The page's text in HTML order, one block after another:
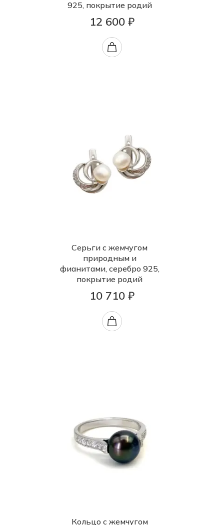
925, покрытие родий
12 600 ₽
Серьги с жемчугом
природным и
фианитами, серебро 925,
покрытие родий
10 710 ₽
Кольцо с жемчугом